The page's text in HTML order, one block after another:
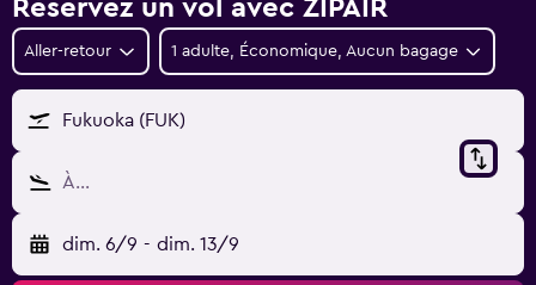
Réservez un vol avec ZIPAIR
Aller-retour 1 adulte, Économique, Aucun bagage
Fukuoka (FUK)
À…
dim. 6/9 - dim. 13/9